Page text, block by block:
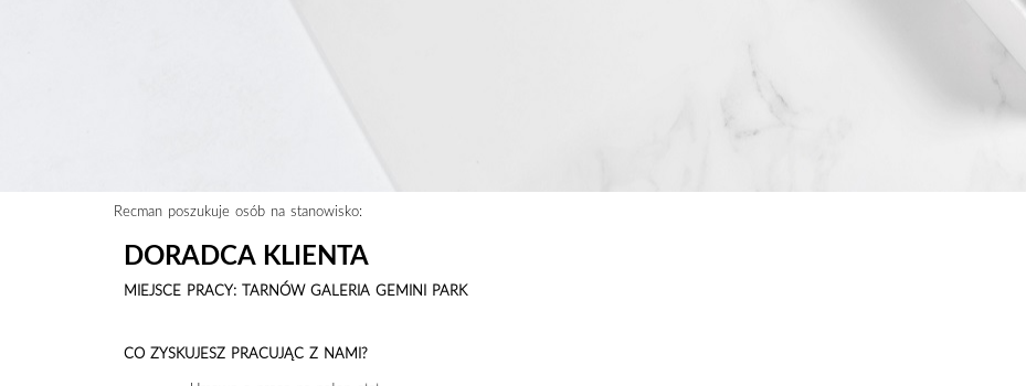
Recman poszukuje osób na stanowisko:
DORADCA KLIENTA
MIEJSCE PRACY: TARNÓW GALERIA GEMINI PARK
CO ZYSKUJESZ PRACUJĄC Z NAMI?